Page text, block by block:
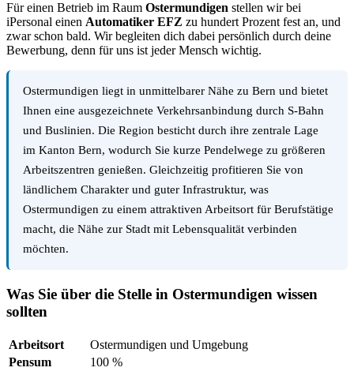
Für einen Betrieb im Raum Ostermundigen stellen wir bei
iPersonal einen Automatiker EFZ zu hundert Prozent fest an, und
zwar schon bald. Wir begleiten dich dabei persönlich durch deine
Bewerbung, denn für uns ist jeder Mensch wichtig.
Ostermundigen liegt in unmittelbarer Nähe zu Bern und bietet
Ihnen eine ausgezeichnete Verkehrsanbindung durch S-Bahn
und Buslinien. Die Region besticht durch ihre zentrale Lage
im Kanton Bern, wodurch Sie kurze Pendelwege zu größeren
Arbeitszentren genießen. Gleichzeitig profitieren Sie von
ländlichem Charakter und guter Infrastruktur, was
Ostermundigen zu einem attraktiven Arbeitsort für Berufstätige
macht, die Nähe zur Stadt mit Lebensqualität verbinden
möchten.
Was Sie über die Stelle in Ostermundigen wissen
sollten
Arbeitsort
Ostermundigen und Umgebung
Pensum
100 %